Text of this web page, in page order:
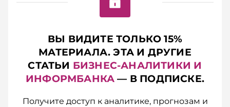
ВЫ ВИДИТЕ ТОЛЬКО 15%
МАТЕРИАЛА. ЭТА И ДРУГИЕ
СТАТЬИ БИЗНЕС-АНАЛИТИКИ И
ИНФОРМБАНКА — В ПОДПИСКЕ.
Получите доступ к аналитике, прогнозам и